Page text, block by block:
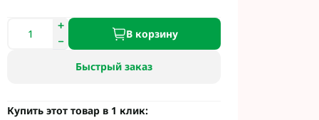
под
Под
В корзину
Быстрый заказ
Купить этот товар в 1 клик: